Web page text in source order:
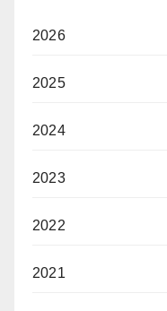
2026
2025
2024
2023
2022
2021